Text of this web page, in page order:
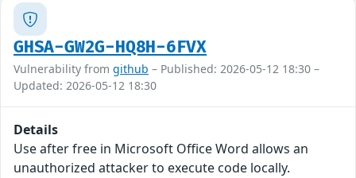
GHSA-GW2G-HQ8H-6FVX
Vulnerability from github – Published: 2026-05-12 18:30 –
Updated: 2026-05-12 18:30
Details
Use after free in Microsoft Office Word allows an
unauthorized attacker to execute code locally.